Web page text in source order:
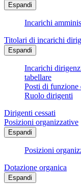
Espandi
Incarichi
Titolari di incarichi
Espandi
Incarichi
tabellare
Posti di
Ruolo dirigenti
Dirigenti cessati
Posizioni organizzative
Espandi
Posizioni
Dotazione organica
Espandi